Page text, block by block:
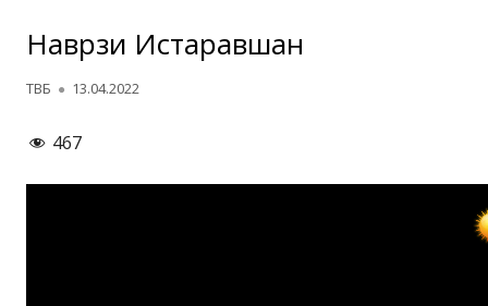
Наврӯзи Истаравшан
Автор
ТВБ Опубликовано
13.04.2022
467